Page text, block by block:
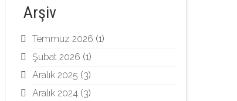
Arşiv
Temmuz 2026 (1)
Şubat 2026 (1)
Aralık 2025 (3)
Aralık 2024(3)